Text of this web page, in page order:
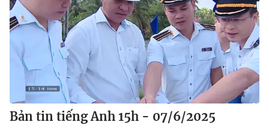
Bản tin tiếng Anh 15h - 07/6/2025